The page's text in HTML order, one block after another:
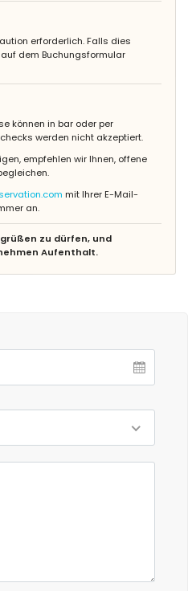
erforderlich. Falls dies
dem Buchungsformular
können in bar oder per
werden nicht akzeptiert.
empfehlen wir Ihnen, offene
mit Ihrer E-Mail-
an.
zu dürfen, und
Aufenthalt.